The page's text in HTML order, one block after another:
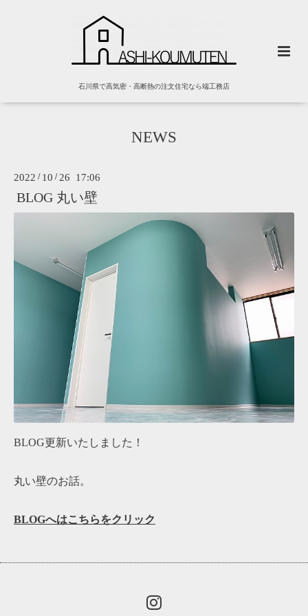
石川県で高気密・高断熱の注文住宅なら端工務店
NEWS
2022 / 10 / 26 17:06
BLOG 丸い壁
BLOG更新いたしました！
丸い壁のお話。
BLOGへはこちらをクリック